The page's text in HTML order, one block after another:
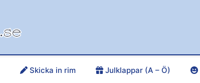
Skicka in rim Julklappar (A – Ö)